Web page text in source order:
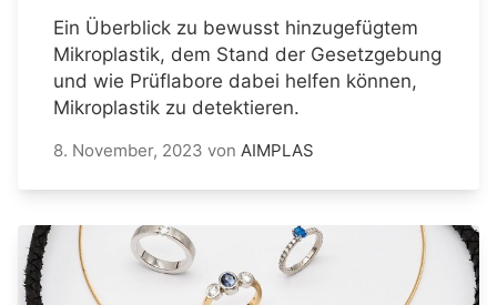
Ein Überblick zu bewusst hinzugefügtem
Mikroplastik, dem Stand der Gesetzgebung
und wie Prüflabore dabei helfen können,
Mikroplastik zu detektieren.
8. November, 2023 von AIMPLAS